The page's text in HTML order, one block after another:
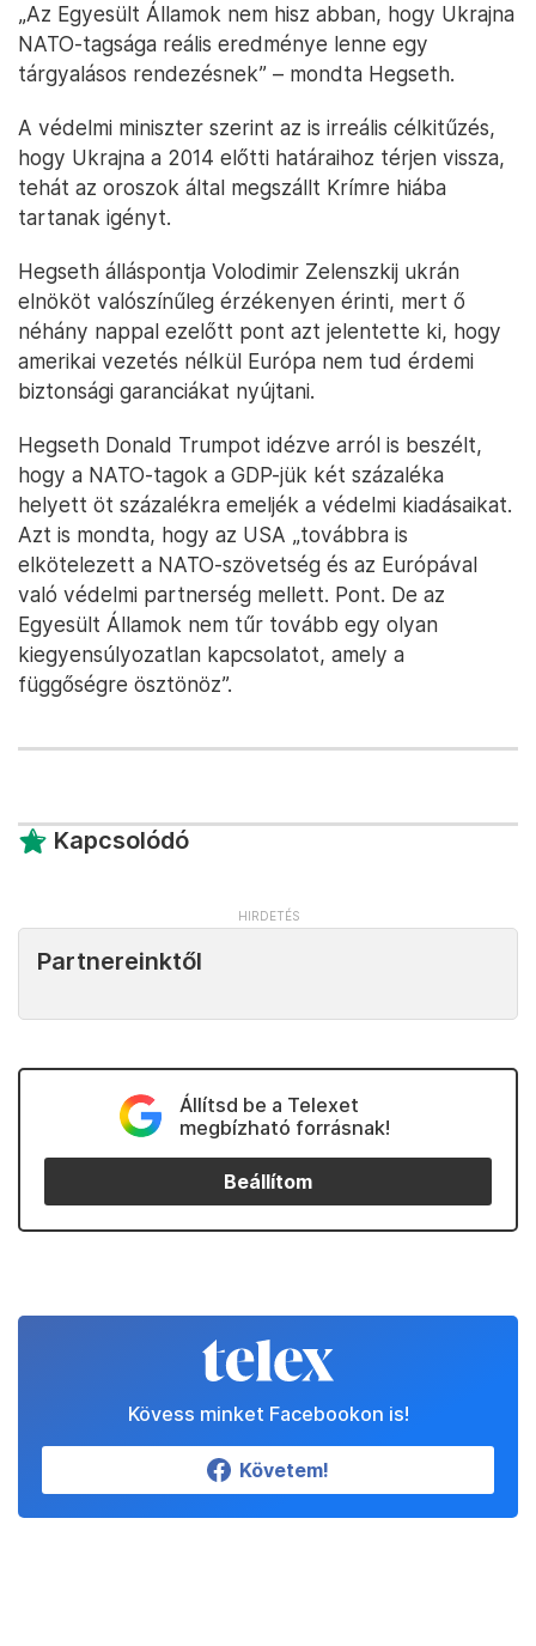
„Az Egyesült Államok nem hisz abban, hogy Ukrajna
NATO-tagsága reális eredménye lenne egy
tárgyalásos rendezésnek” – mondta Hegseth.
A védelmi miniszter szerint az is irreális célkitűzés,
hogy Ukrajna a 2014 előtti határaihoz térjen vissza,
tehát az oroszok által megszállt Krímre hiába
tartanak igényt.
Hegseth álláspontja Volodimir Zelenszkij ukrán
elnököt valószínűleg érzékenyen érinti, mert ő
néhány nappal ezelőtt pont azt jelentette ki, hogy
amerikai vezetés nélkül Európa nem tud érdemi
biztonsági garanciákat nyújtani.
Hegseth Donald Trumpot idézve arról is beszélt,
hogy a NATO-tagok a GDP-jük két százaléka
helyett öt százalékra emeljék a védelmi kiadásaikat.
Azt is mondta, hogy az USA „továbbra is
elkötelezett a NATO-szövetség és az Európával
való védelmi partnerség mellett. Pont. De az
Egyesült Államok nem tűr tovább egy olyan
kiegyensúlyozatlan kapcsolatot, amely a
függőségre ösztönöz”.
Kapcsolódó
Partnereinktől
Állítsd be a Telexet
megbízható forrásnak!
Beállítom
Kövess minket Facebookon is!
Követem!